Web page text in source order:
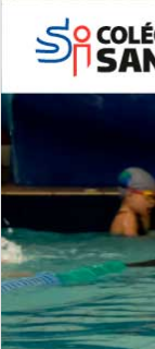
Leituras Literárias